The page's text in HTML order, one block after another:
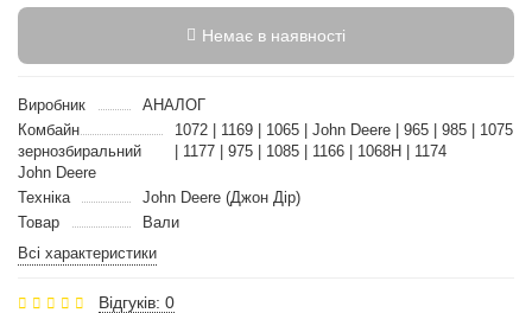
Немає в наявності
Виробник
АНАЛОГ
Комбайн
зернозбиральний
John Deere
1072 | 1169 | 1065 | John Deere | 965 | 985 | 1075
| 1177 | 975 | 1085 | 1166 | 1068H | 1174
Техніка
John Deere (Джон Дір)
Товар
Вали
Всі характеристики
Відгуків: 0